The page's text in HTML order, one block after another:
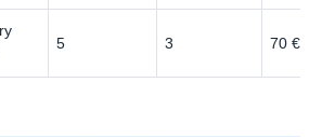
5 3 70 €